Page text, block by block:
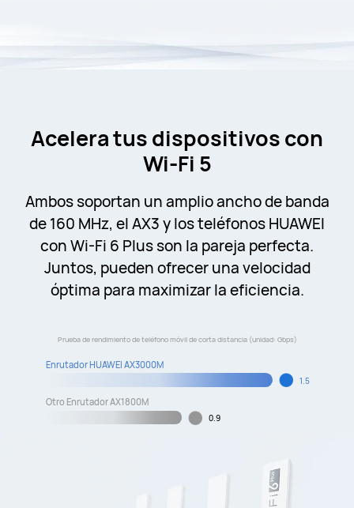
Acelera tus dispositivos con
Wi-Fi 5
Ambos soportan un amplio ancho de banda
de 160 MHz, el AX3 y los teléfonos HUAWEI
con Wi-Fi 6 Plus son la pareja perfecta.
Juntos, pueden ofrecer una velocidad
óptima para maximizar la eficiencia.
Prueba de rendimiento de teléfono móvil de corta distancia (unidad: Gbps)
Enrutador HUAWEI AX3000M
1.5
Otro Enrutador AX1800M
0.9